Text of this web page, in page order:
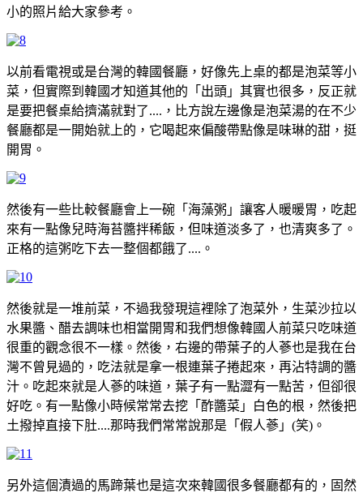
小的照片給大家參考。
以前看電視或是台灣的韓國餐廳，好像先上桌的都是泡菜等小
菜，但實際到韓國才知道其他的「出頭」其實也很多，反正就
是要把餐桌給擠滿就對了....，比方說左邊像是泡菜湯的在不少
餐廳都是一開始就上的，它喝起來偏酸帶點像是味琳的甜，挺
開胃。
然後有一些比較餐廳會上一碗「海藻粥」讓客人暖暖胃，吃起
來有一點像兒時海苔醬拌稀飯，但味道淡多了，也清爽多了。
正格的這粥吃下去一整個都餓了....。
然後就是一堆前菜，不過我發現這裡除了泡菜外，生菜沙拉以
水果醬、醋去調味也相當開胃和我們想像韓國人前菜只吃味道
很重的觀念很不一樣。然後，右邊的帶葉子的人蔘也是我在台
灣不曾見過的，吃法就是拿一根連葉子捲起來，再沾特調的醬
汁。吃起來就是人蔘的味道，葉子有一點澀有一點苦，但卻很
好吃。有一點像小時候常常去挖「酢醬菜」白色的根，然後把
土撥掉直接下肚....那時我們常常說那是「假人蔘」(笑)。
另外這個漬過的馬蹄葉也是這次來韓國很多餐廳都有的，固然